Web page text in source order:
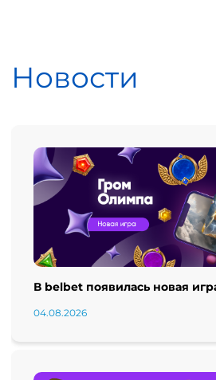
Новости
В belbet появилась новая
04.08.2026